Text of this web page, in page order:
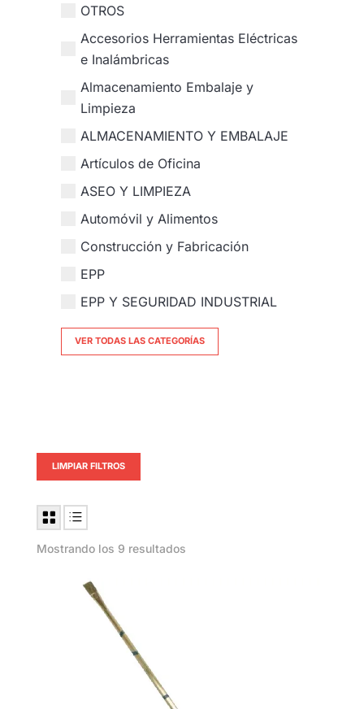
OTROS
Accesorios Herramientas Eléctricas
e Inalámbricas
Almacenamiento Embalaje y
Limpieza
ALMACENAMIENTO Y EMBALAJE
Artículos de Oficina
ASEO Y LIMPIEZA
Automóvil y Alimentos
Construcción y Fabricación
EPP
EPP Y SEGURIDAD INDUSTRIAL
VER TODAS LAS CATEGORÍAS
LIMPIAR FILTROS
Mostrando los 9 resultados